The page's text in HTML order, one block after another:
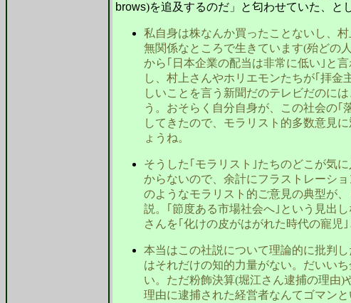
brows)を追及するのだ」と匂わせていた、と
私自身は株なんか買ったことないし、
無関係なところで生きています(殆どの
から｢日本企業の配当は非常に低い｣と
し、村上さんやホリエモンたちが｢拝金
しいことを言う新聞だのテレビだのに
う。おそらく自分自身が、この社会の｢
してきたので、モラリスト的多数意見
ょうね。
そうした｢モラリスト｣たちのどこが気
からないので、余計にフラストレーシ
のようなモラリスト的ご意見の典型が
説。｢節度ある市場社会へ｣という見出
さんを｢化けの皮がはがれた時代の寵児｣
本当はこの社説について理論的に批判
はそれだけの知的力量がない。だいい
い。ただ粉飾決算(堀江さん逮捕の理由)
理由に逮捕された経営者なんてゴマン